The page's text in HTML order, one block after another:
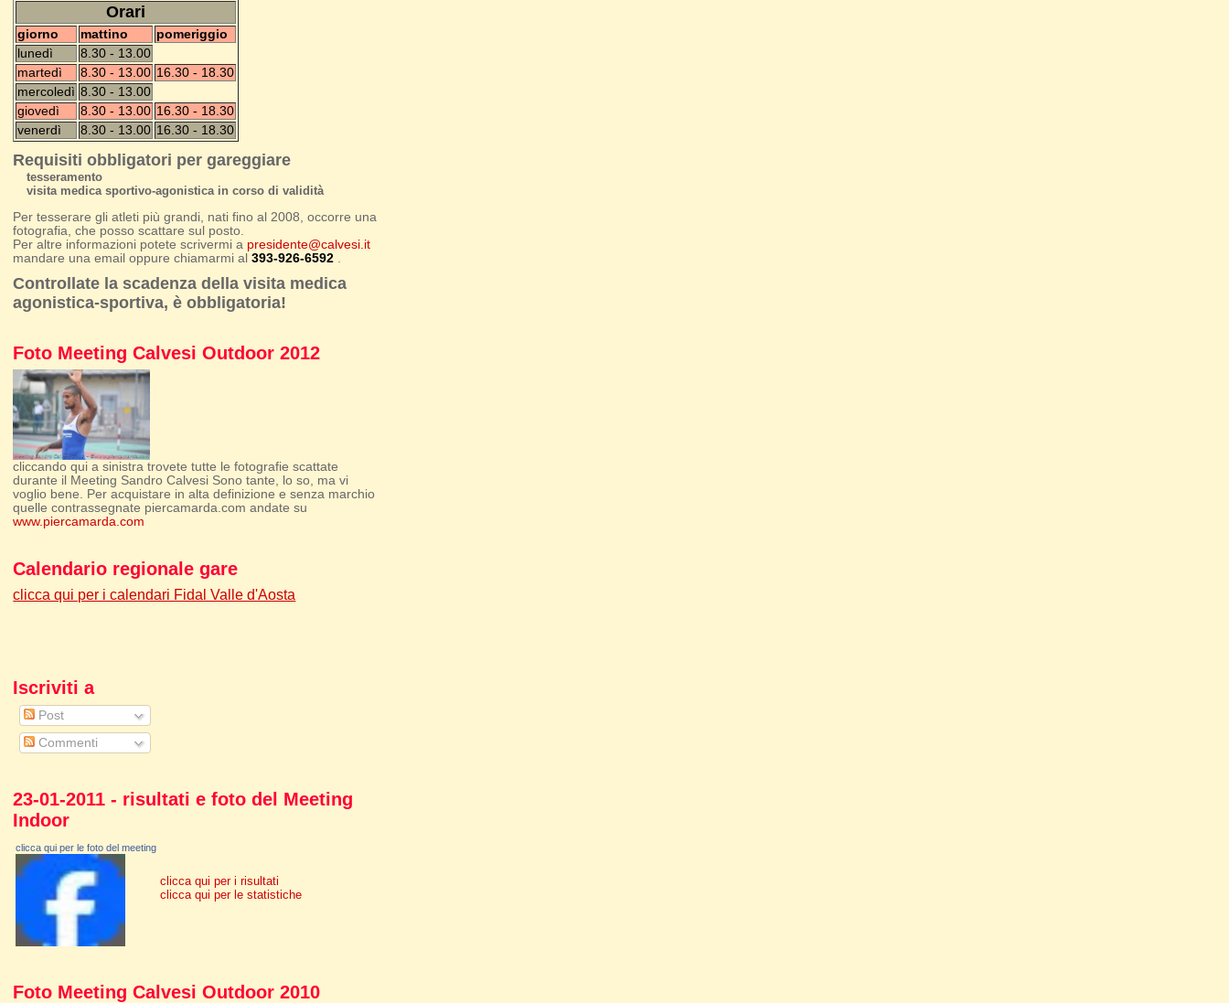
Orari
giorno mattino
pomeriggio
lunedì
8.30 - 13.00
martedì
8.30 - 13.00 16.30 - 18.30
mercoledì 8.30 - 13.00
giovedì
8.30 - 13.00 16.30 - 18.30
venerdì
8.30 - 13.00 16.30 - 18.30
Requisiti obbligatori per gareggiare
tesseramento
visita medica sportivo-agonistica in corso di validità
Per tesserare gli atleti più grandi, nati fino al 2008, occorre una
fotografia, che posso scattare sul posto.
Per altre informazioni potete scrivermi a presidente@calvesi.it
mandare una email oppure chiamarmi al393-926-6592
Controllate la scadenza della visita medica
agonistica-sportiva, è obbligatoria!
Foto Meeting Calvesi Outdoor 2012
cliccando qui a sinistra trovete tutte le fotografie scattate
durante il Meeting Sandro Calvesi Sono tante, lo so, ma vi
voglio bene. Per acquistare in alta definizione e senza marchio
quelle contrassegnate piercamarda.com andate su
www.piercamarda.com
Calendario regionale gare
clicca qui per i calendari Fidal Valle d'Aosta
Iscriviti a
Post
Commenti
23-01-2011 - risultati e foto del Meeting
Indoor
clicca qui per le foto del meeting
clicca qui per i risultati
clicca qui per le statistiche
Foto Meeting Calvesi Outdoor 2010